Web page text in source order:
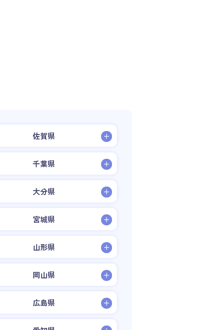
佐賀県
千葉県
大分県
宮城県
山形県
岡山県
広島県